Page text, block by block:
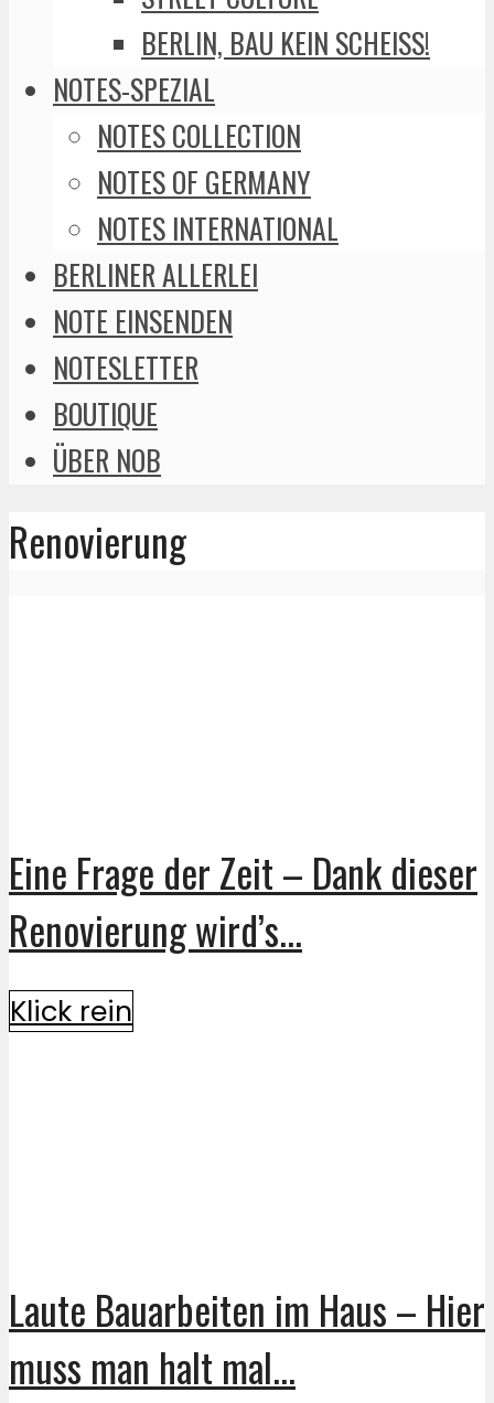
BERLIN, BAU KEIN SCHEISS!
NOTES-SPEZIAL
NOTES COLLECTION
NOTES OF GERMANY
NOTES INTERNATIONAL
BERLINER ALLERLEI
NOTE EINSENDEN
NOTESLETTER
BOUTIQUE
ÜBER NOB
Renovierung
Eine Frage der Zeit – Dank dieser
Renovierung wird’s...
Klick rein
Laute Bauarbeiten im Haus – Hier
muss man halt mal...